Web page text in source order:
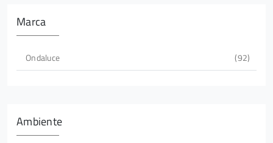
Marca
Ondaluce 92
Ambiente